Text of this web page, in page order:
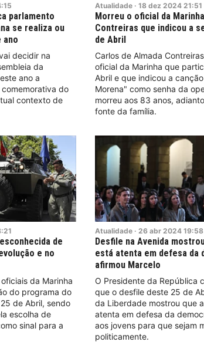
parlamento
se realiza ou
ano
decidir na
da
ano a
do
contexto de
Atualidade · 18 dez 2024 21:51
Morreu o oficial da
Contreiras que indicou a
de Abril
Carlos de Almada
oficial da Marinha que
Abril e que indicou a
Morena" como senha da
morreu aos 83 anos,
fonte da família.
de
e no
da Marinha
do programa do
de Abril, sendo
escolha de
sinal para a
Atualidade · 26 abr 2024 19:58
Desfile na Avenida
está atenta em defesa da
afirmou Marcelo
O Presidente da República
que o desfile deste 25 de
da Liberdade mostrou que
atenta em defesa da
aos jovens para que sejam
politicamente.